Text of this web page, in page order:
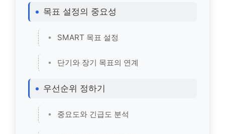
목표 설정의 중요성
SMART 목표 설정
단기와 장기 목표의 연계
우선순위 정하기
중요도와 긴급도 분석